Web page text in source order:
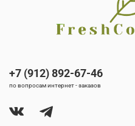
+7 (912) 892-67-46
по вопросам интернет - заказов